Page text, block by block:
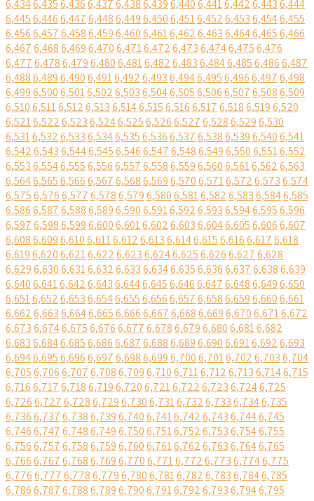
6,4346,4356,4366,4376,4386,4396,4406,4416,4426,4436,444
6,4456,4466,4476,4486,4496,4506,4516,4526,4536,4546,455
6,4566,4576,4586,4596,4606,4616,4626,4636,4646,4656,466
6,4676,4686,4696,4706,4716,4726,4736,4746,4756,476
6,4776,4786,4796,4806,4816,4826,4836,4846,4856,4866,487
6,4886,4896,4906,4916,4926,4936,4946,4956,4966,4976,498
6,4996,5006,5016,5026,5036,5046,5056,5066,5076,5086,509
6,5106,5116,5126,5136,5146,5156,5166,5176,5186,5196,520
6,5216,5226,5236,5246,5256,5266,5276,5286,5296,530
6,5316,5326,5336,5346,5356,5366,5376,5386,5396,5406,541
6,5426,5436,5446,5456,5466,5476,5486,5496,5506,5516,552
6,5536,5546,5556,5566,5576,5586,5596,5606,5616,5626,563
6,5646,5656,5666,5676,5686,5696,5706,5716,5726,5736,574
6,5756,5766,5776,5786,5796,5806,5816,5826,5836,5846,585
6,5866,5876,5886,5896,5906,5916,5926,5936,5946,5956,596
6,5976,5986,5996,6006,6016,6026,6036,6046,6056,6066,607
6,6086,6096,6106,6116,6126,6136,6146,6156,6166,6176,618
6,6196,6206,6216,6226,6236,6246,6256,6266,6276,628
6,6296,6306,6316,6326,6336,6346,6356,6366,6376,6386,639
6,6406,6416,6426,6436,6446,6456,6466,6476,6486,6496,650
6,6516,6526,6536,6546,6556,6566,6576,6586,6596,6606,661
6,6626,6636,6646,6656,6666,6676,6686,6696,6706,6716,672
6,6736,6746,6756,6766,6776,6786,6796,6806,6816,682
6,6836,6846,6856,6866,6876,6886,6896,6906,6916,6926,693
6,6946,6956,6966,6976,6986,6996,7006,7016,7026,7036,704
6,7056,7066,7076,7086,7096,7106,7116,7126,7136,7146,715
6,7166,7176,7186,7196,7206,7216,7226,7236,7246,725
6,7266,7276,7286,7296,7306,7316,7326,7336,7346,735
6,7366,7376,7386,7396,7406,7416,7426,7436,7446,745
6,7466,7476,7486,7496,7506,7516,7526,7536,7546,755
6,7566,7576,7586,7596,7606,7616,7626,7636,7646,765
6,7666,7676,7686,7696,7706,7716,7726,7736,7746,775
6,7766,7776,7786,7796,7806,7816,7826,7836,7846,785
6,7866,7876,7886,7896,7906,7916,7926,7936,7946,795